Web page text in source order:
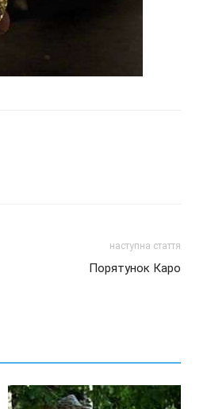
наступна стаття
Порятунок Каро